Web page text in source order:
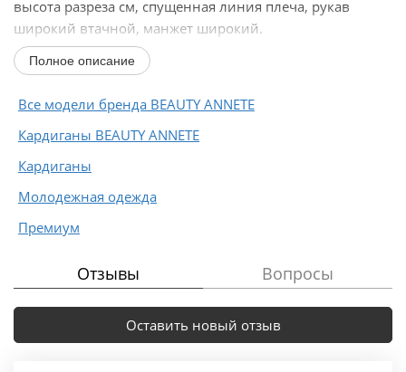
высота разреза см, спущенная линия плеча, рукав
широкий втачной, манжет широкий.
Длина...
Полное описание
Все модели бренда BEAUTY ANNETE
Кардиганы BEAUTY ANNETE
Кардиганы
Молодежная одежда
Премиум
Отзывы Вопросы
Оставить новый отзыв